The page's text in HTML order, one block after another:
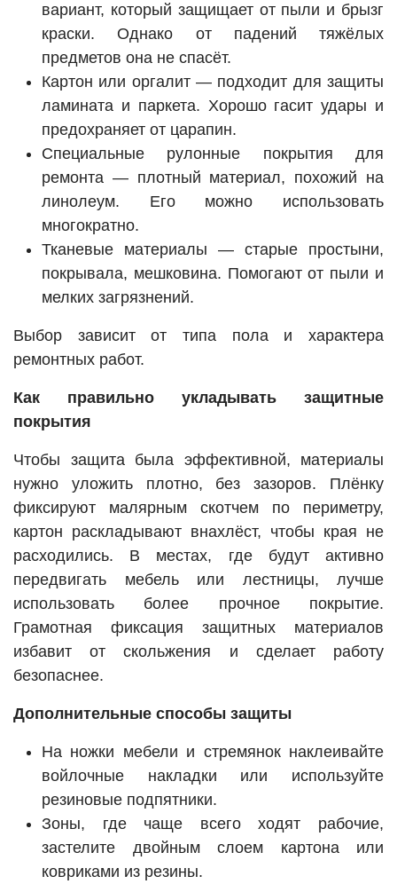
вариант, который защищает от пыли и брызг
краски. Однако от падений тяжёлых
предметов она не спасёт.
Картон или оргалит — подходит для защиты
ламината и паркета. Хорошо гасит удары и
предохраняет от царапин.
Специальные рулонные покрытия для
ремонта — плотный материал, похожий на
линолеум. Его можно использовать
многократно.
Тканевые материалы — старые простыни,
покрывала, мешковина. Помогают от пыли и
мелких загрязнений.
Выбор зависит от типа пола и характера
ремонтных работ.
Как правильно укладывать защитные
покрытия
Чтобы защита была эффективной, материалы
нужно уложить плотно, без зазоров. Плёнку
фиксируют малярным скотчем по периметру,
картон раскладывают внахлёст, чтобы края не
расходились. В местах, где будут активно
передвигать мебель или лестницы, лучше
использовать более прочное покрытие.
Грамотная фиксация защитных материалов
избавит от скольжения и сделает работу
безопаснее.
Дополнительные способы защиты
На ножки мебели и стремянок наклеивайте
войлочные накладки или используйте
резиновые подпятники.
Зоны, где чаще всего ходят рабочие,
застелите двойным слоем картона или
ковриками из резины.